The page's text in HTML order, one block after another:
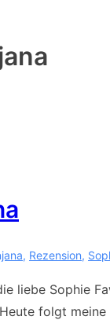
, Rezension,
liebe Sophie
folgt meine